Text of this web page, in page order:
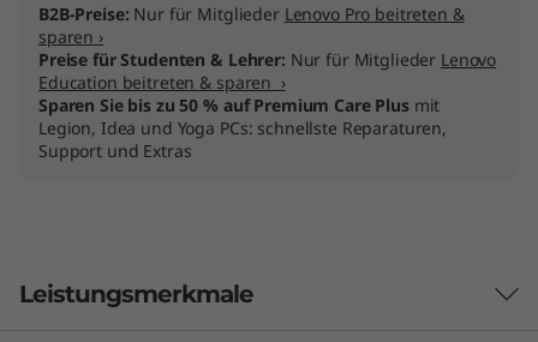
B2B-Preise: Nur für Mitglieder Lenovo Pro beitreten &
sparen ›
Preise für Studenten & Lehrer: Nur für Mitglieder Lenovo
Education beitreten & sparen ›
Sparen Sie bis zu 50 % auf Premium Care Plusmit
Legion, Idea und Yoga PCs: schnellste Reparaturen,
Support und Extras
Leistungsmerkmale